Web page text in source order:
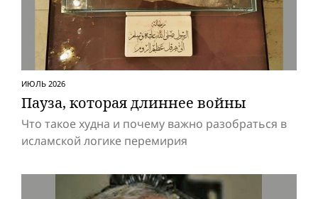
ИЮЛЬ 2026
Пауза, которая длиннее вой­ны
Что такое худна и почему важно разобраться в
исламской логике перемирия